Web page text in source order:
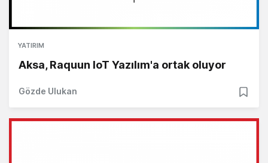
YATIRIM
Aksa, Raquun IoT Yazılım'a ortak oluyor
Gözde Ulukan